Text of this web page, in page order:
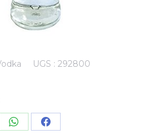
UGS : 292800
Share Share